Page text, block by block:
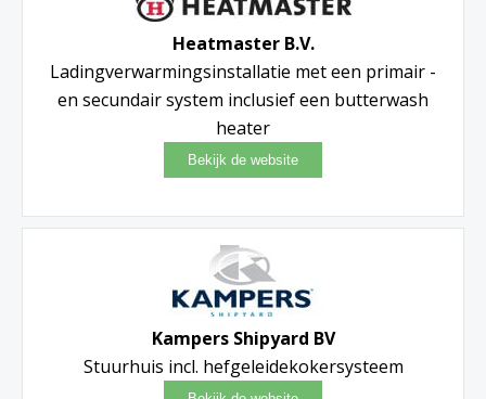
Heatmaster B.V.
Ladingverwarmingsinstallatie met een primair -
en secundair system inclusief een butterwash
heater
Kampers Shipyard BV
Stuurhuis incl. hefgeleidekokersysteem